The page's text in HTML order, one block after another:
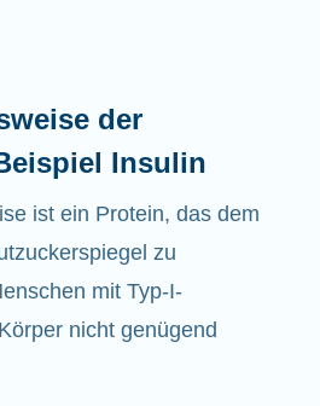
der
Insulin
ist ein Protein, das dem
zu
mit Typ-I-
nicht genügend